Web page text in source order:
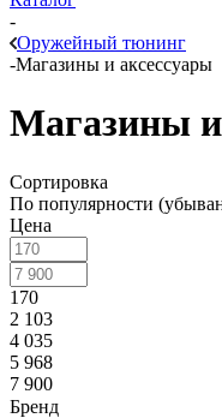
-
Оружейный тюнинг
-Магазины и аксессуары
Магазины и
Сортировка
По популярности
Цена
170
2 103
4 035
5 968
7 900
Бренд